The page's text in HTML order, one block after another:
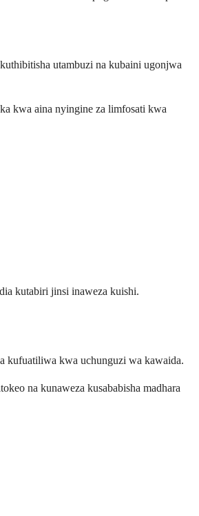
utambuzi na kubaini ugonjwa
kwa aina nyingine za limfosati kwa
kutabiri jinsi inaweza kuishi.
kufuatiliwa kwa uchunguzi wa kawaida.
na kunaweza kusababisha madhara